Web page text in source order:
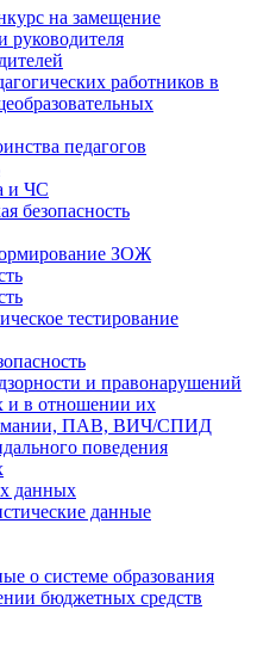
на замещение
руководителя
работников в
педагогов
и ЧС
безопасность
ЗОЖ
тестирование
и правонарушений
и в отношении их
ПАВ, ВИЧ/СПИД
поведения
данных
данные
о системе образования
бюджетных средств